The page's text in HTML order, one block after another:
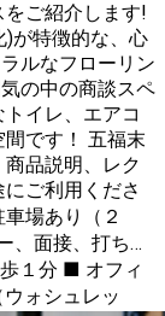
をご紹介します!
)が特徴的な、心
ルなフローリン
の中の商談スペ
！ 五福末
ご利用くださ